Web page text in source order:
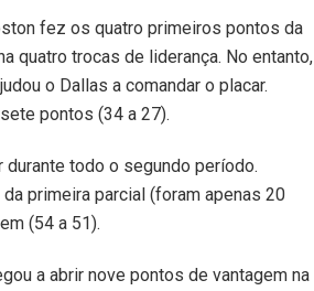
fez os quatro primeiros pontos da
quatro trocas de liderança. No entanto,
o Dallas a comandar o placar.
pontos (34 a 27).
todo o segundo período.
primeira parcial (foram apenas 20
(54 a 51).
a abrir nove pontos de vantagem na